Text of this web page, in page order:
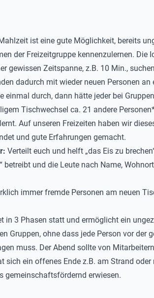
ist eine gute Möglichkeit, bereits
der Freizeitgruppe kennenzulernen. Die
gewissen Zeitspanne, z.B. 10 Min.,
dadurch mit wieder neuen Personen an
einmal durch, dann hätte jeder bei
Tischwechsel ca. 21 andere
Auf unseren Freizeiten haben wir
und gute Erfahrungen gemacht.
Verteilt euch und helft „das Eis zu
betreibt und die Leute nach Name,
immer fremde Personen am neuen
in 3 Phasen statt und ermöglicht ein
Gruppen, ohne dass jede Person vor der
muss. Der Abend sollte von
sich ein offenes Ende z.B. am Strand oder
gemeinschaftsfördernd erwiesen.